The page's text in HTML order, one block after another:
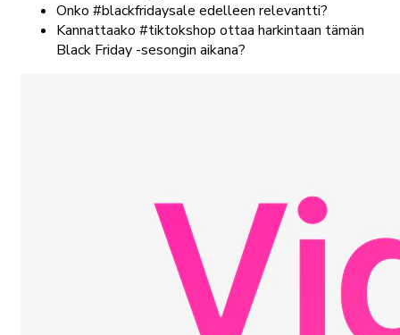
Onko #blackfridaysale edelleen relevantti?
Kannattaako #tiktokshop ottaa harkintaan tämän
Black Friday -sesongin aikana?